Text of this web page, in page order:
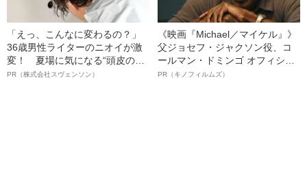
「えっ、こんなに変わるの？」
36歳男性ライターのニオイが激
変！ 夏場に気になる“頭皮のニ
オイ”や“ベタつき”を解消す
PR（株式会社スヴェンソン）
《映画『Michael／マイケル』》
父ジョセフ・ジャクソン役、コ
ールマン・ドミンゴ オフィシャ
ルインタビュー“観客を魅了した
PR（キノフィルムズ）